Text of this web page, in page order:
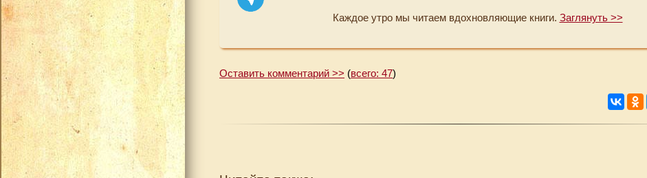
Каждое утро мы читаем вдохновляющие книги. Заглянуть >>
Оставить комментарий >> (всего: 47)